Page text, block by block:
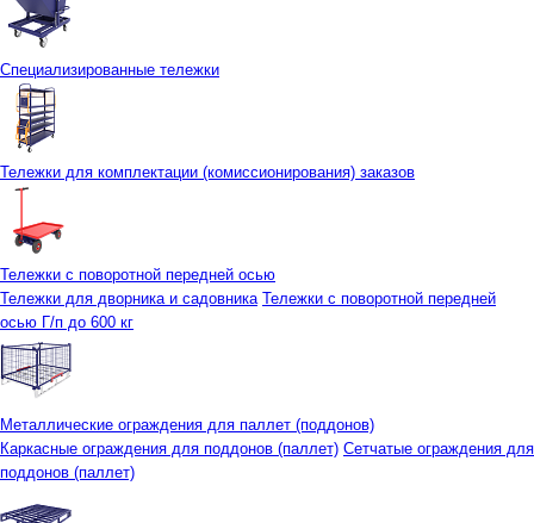
Специализированные тележки
Тележки для комплектации (комиссионирования) заказов
Тележки с поворотной передней осью
Тележки для дворника и садовника Тележки с поворотной передней
осью Г/п до 600 кг
Металлические ограждения для паллет (поддонов)
Каркасные ограждения для поддонов (паллет) Сетчатые ограждения для
поддонов (паллет)